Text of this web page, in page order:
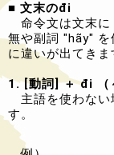
■ 文末のđi
命令文は文末に
無や副詞 "hãy" を
に違いが出てきま
1. [動詞] ＋ đi （
主語を使わない
す。